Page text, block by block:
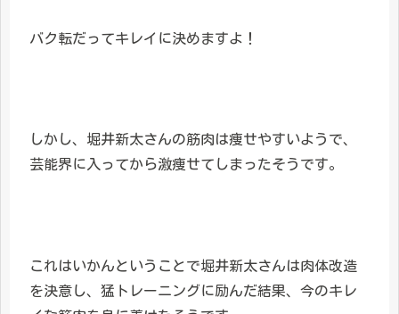
バク転だってキレイに決めますよ！
しかし、堀井新太さんの筋肉は痩せやすいようで、
芸能界に入ってから激痩せてしまったそうです。
これはいかんということで堀井新太さんは肉体改造
を決意し、猛トレーニングに励んだ結果、今のキレ